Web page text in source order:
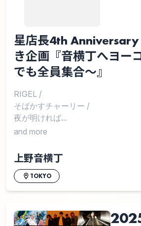
星店長4th Anniversary
き企画『音横丁へヨー
でも全員集合～』
RIGEL /
そばかすチャーリー /
夜が明ければ...
and more
上野音横丁
TOKYO